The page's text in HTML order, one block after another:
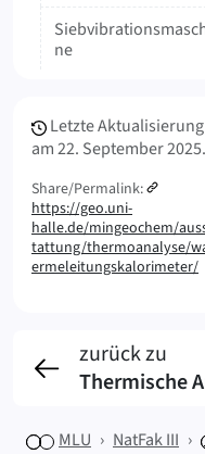
ne
Letzte Aktualisierung
am22. September 2025.
Share/Permalink:
https://geo.uni-
halle.de/mingeochem/
tattung/thermoanalyse/
ermeleitungskalorimeter/
zurück zu
Thermische
MLU NatFak III